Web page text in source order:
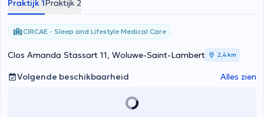
Praktijk 1Praktijk 2
CIRCAE - Sleep and Lifestyle Medical Care
Clos Amanda Stassart 11, Woluwe-Saint-Lambert 2,4 km
Volgende beschikbaarheid Alles zien